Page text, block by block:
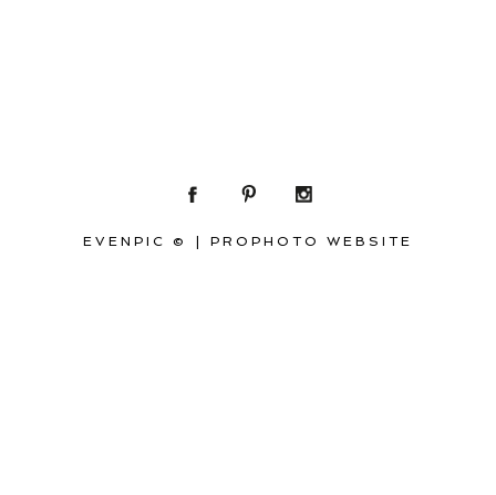
EVENPIC © PROPHOTO WEBSITE